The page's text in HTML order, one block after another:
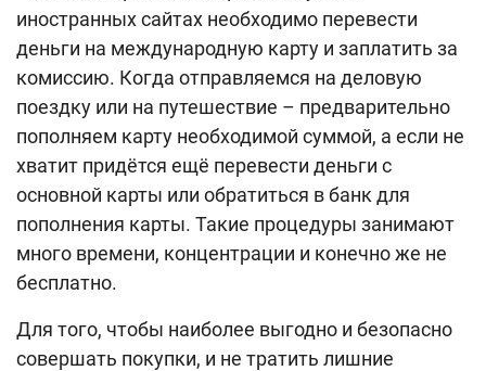
О проекте
Поиск по сайту
Карта сайта
иностранных сайтах необходимо перевести
деньги на международную карту и заплатить за
комиссию. Когда отправляемся на деловую
поездку или на путешествие – предварительно
пополняем карту необходимой суммой, а если не
хватит придётся ещё перевести деньги с
основной карты или обратиться в банк для
пополнения карты. Такие процедуры занимают
много времени, концентрации и конечно же не
бесплатно.
Для того, чтобы наиболее выгодно и безопасно
совершать покупки, и не тратить лишние